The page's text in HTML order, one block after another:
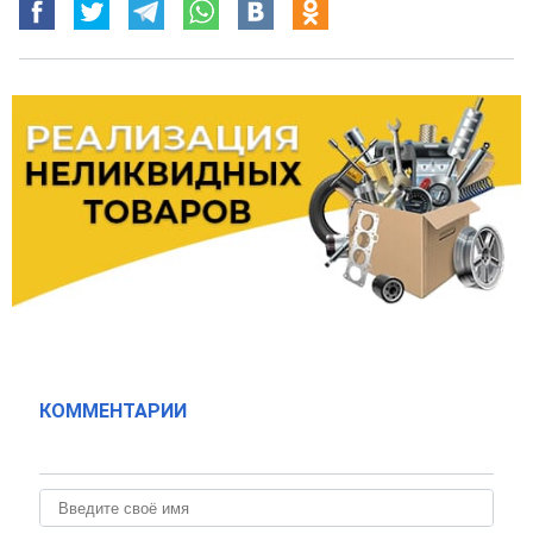
КОММЕНТАРИИ